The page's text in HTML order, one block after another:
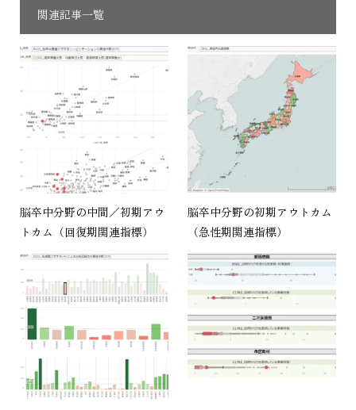
関連記事一覧
脳卒中分野の中間／初期アウ
トカム（回復期関連指標）
脳卒中分野の初期アウトカム
（急性期関連指標）